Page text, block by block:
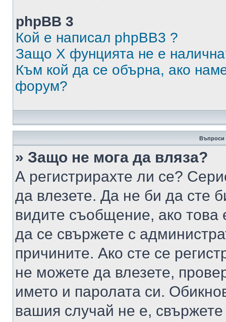
phpBB 3
Кой е написал phpBB3 ?
Защо X фунцията не е
Към кой да се обърна, ако
форум?
Въпроси
» Защо не мога да вляза?
А регистрирахте ли се?
да влезете. Да не би да сте
видите съобщение, ако това
да се свържете с
причините. Ако сте се
не можете да влезете,
името и паролата си.
вашия случай не е,